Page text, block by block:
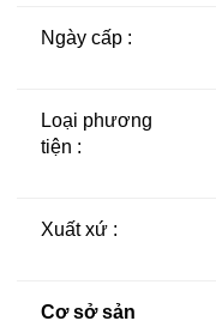
Ngày cấp :
Loại phương
tiện :
Xuất xứ :
Cơ sở sản